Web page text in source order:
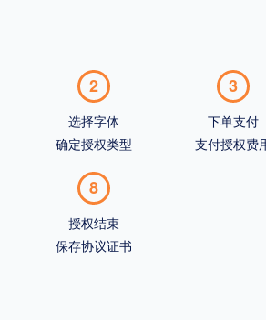
2
选择字体
确定授权类型
3
下单支付
支付授权费
8
授权结束
保存协议证书